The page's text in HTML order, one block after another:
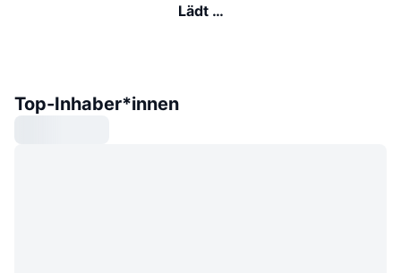
Lädt …
Top-Inhaber*innen